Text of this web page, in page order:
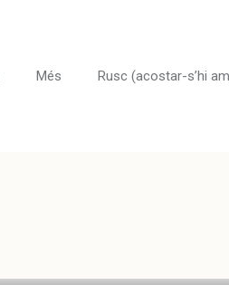
Més Rusc (acostar-s’hi